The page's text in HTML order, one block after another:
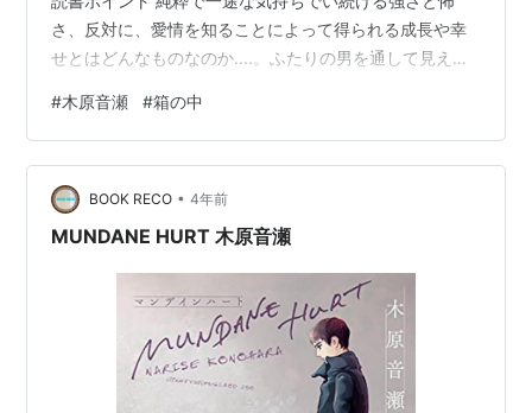
『セカンド・セレナーデ full complete version』
（ISBN:4835217756・ビブロス・2005/08/17）
『ROSE GARDEN ―ローズガーデン(1) Holly Novels
01』 （ISBN:488386264X
2005/09/03）
『こどもの瞳』 （ISBN:4344806409・幻冬舎・
2005/09/15）
『脱がない男(下) Don't Worry Mamaシリーズ』
『ROSE GARDEN ―ローズガーデン(2)』
ISBN:4883862755・蒼竜社・2005/11/19）
『あいの、うた』 （ISBN:4883862801・蒼竜社・
さ、反対に、愛情を知ることによって得られる成長や幸
せとはどんなものなのか....。ふたりの男を通して見えて
てしまうBL小説。 箱の中 【講談社版】 (講談社文庫) 作
者:木原音瀬 講談社 Amazon 感想・あらすじ ＢＬってだ
けで、読書の対象外にしちゃっているってことはないで
すか？もちろん、苦手ならしょうがないのだけど、読ま
ず嫌いの方も結構いるのではないかと思う。これはＢＬ
#木原音瀬 #箱の中
BOOK RECO • 4年前
MUNDANE HURT 木原音瀬